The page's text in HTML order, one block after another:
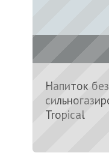
Напиток
Tropical